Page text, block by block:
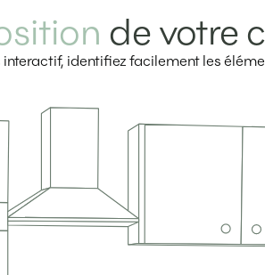
de votre
interactif, identifiez facilement les